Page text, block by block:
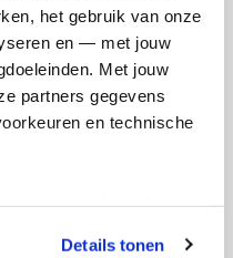
het gebruik van onze
en — met jouw
Met jouw
partners gegevens
en technische
Details tonen